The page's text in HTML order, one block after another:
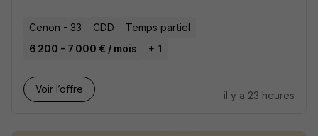
Cenon - 33 CDD
Temps partiel
6 200 - 7 000 € / mois
+ 1
Voir l’offre
il y a 23 heures